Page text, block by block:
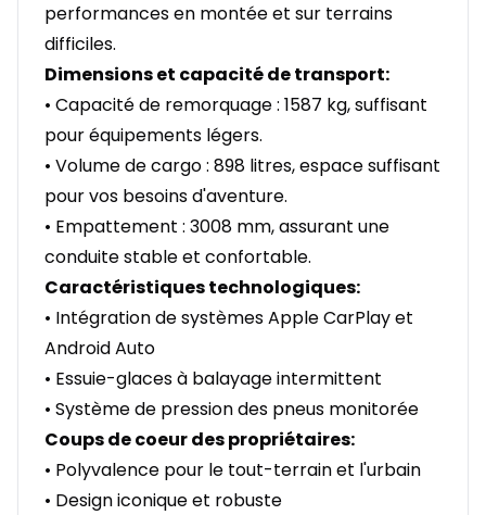
performances en montée et sur terrains
difficiles.
Dimensions et capacité de transport:
• Capacité de remorquage : 1587 kg, suffisant
pour équipements légers.
• Volume de cargo : 898 litres, espace suffisant
pour vos besoins d'aventure.
• Empattement : 3008 mm, assurant une
conduite stable et confortable.
Caractéristiques technologiques:
• Intégration de systèmes Apple CarPlay et
Android Auto
• Essuie-glaces à balayage intermittent
• Système de pression des pneus monitorée
Coups de coeur des propriétaires:
• Polyvalence pour le tout-terrain et l'urbain
• Design iconique et robuste